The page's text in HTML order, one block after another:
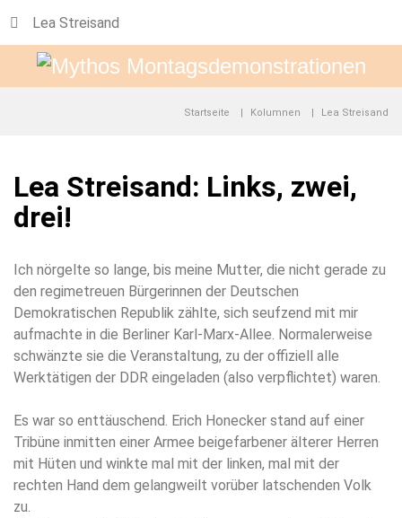
Lea Streisand
Startseite Kolumnen Lea Streisand
Lea Streisand: Links, zwei,
drei!
Ich nörgelte so lange, bis meine Mutter, die nicht gerade zu
den regimetreuen Bürgerinnen der Deutschen
Demokratischen Republik zählte, sich seufzend mit mir
aufmachte in die Berliner Karl-Marx-Allee. Normalerweise
schwänzte sie die Veranstaltung, zu der offiziell alle
Werktätigen der DDR eingeladen (also verpflichtet) waren.
Es war so enttäuschend. Erich Honecker stand auf einer
Tribüne inmitten einer Armee beigefarbener älterer Herren
mit Hüten und winkte mal mit der linken, mal mit der
rechten Hand dem gelangweilt vorüber latschenden Volk
zu.